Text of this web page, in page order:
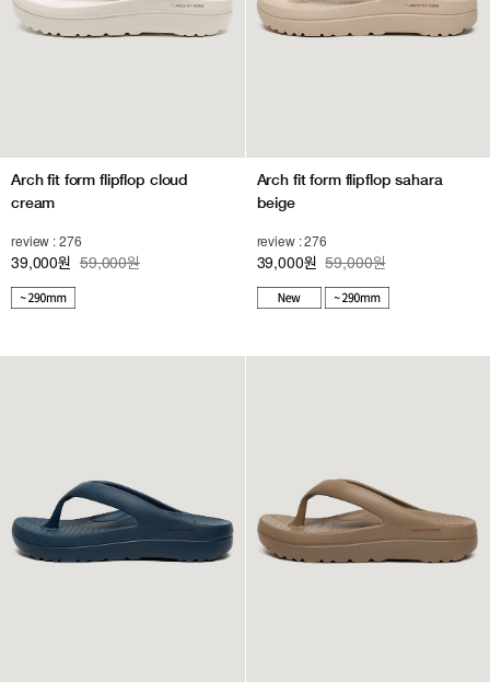
Arch fit form flipflop cloud
cream
review : 276
39,000원 59,000원
Arch fit form flipflop sahara
beige
review : 276
39,000원 59,000원